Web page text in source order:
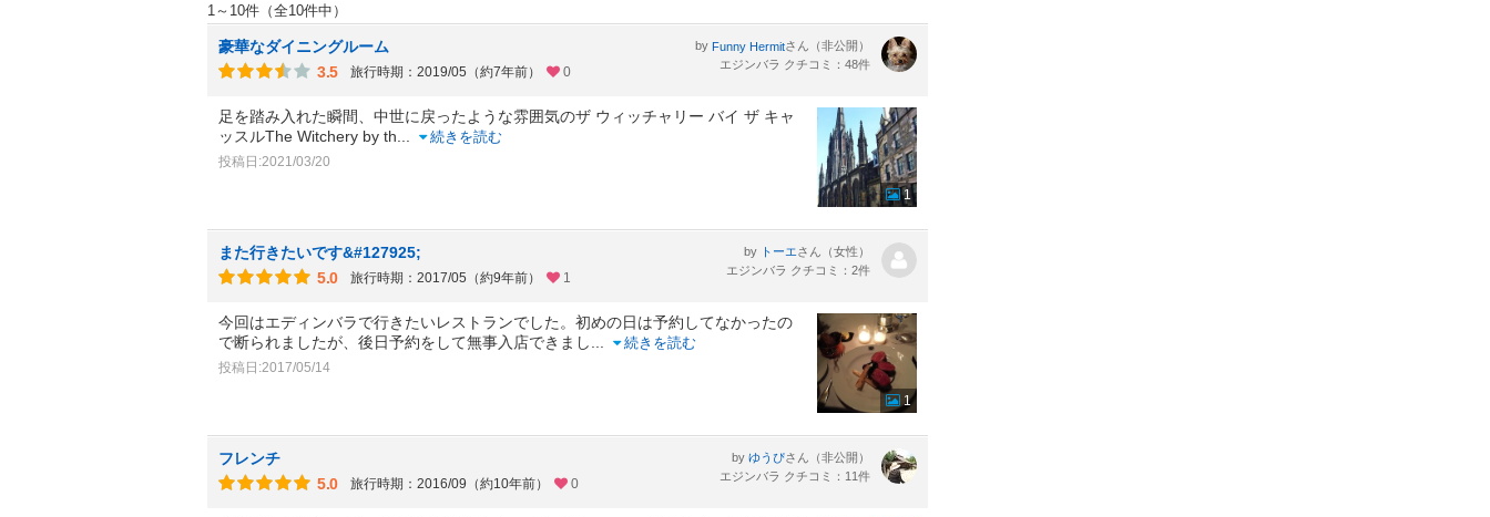
1～10件（全10件中）
豪華なダイニングルーム
3.5
旅行時期：2019/05（約7年前） 0
by Funny Hermitさん（非公開）
エジンバラ クチコミ：48件
足を踏み入れた瞬間、中世に戻ったような雰囲気のザ ウィッチャリー バイ ザ キャ
ッスルThe Witchery by th
続きを読む
投稿日:2021/03/20
1
また行きたいです&#127925;
5.0
旅行時期：2017/05（約9年前） 1
by トーエさん（女性）
エジンバラ クチコミ：2件
今回はエディンバラで行きたいレストランでした。初めの日は予約してなかったの
で断られましたが、後日予約をして無事入店できまし
続きを読む
投稿日:2017/05/14
1
フレンチ
5.0
旅行時期：2016/09（約10年前） 0
by ゆうぴさん（非公開）
エジンバラ クチコミ：11件